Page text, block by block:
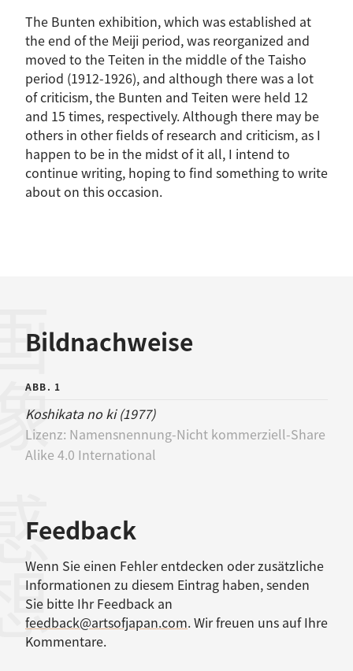
The Bunten exhibition, which was established at
the end of the Meiji period, was reorganized and
moved to the Teiten in the middle of the Taisho
period (1912-1926), and although there was a lot
of criticism, the Bunten and Teiten were held 12
and 15 times, respectively. Although there may be
others in other fields of research and criticism, as I
happen to be in the midst of it all, I intend to
continue writing, hoping to find something to write
about on this occasion.
Bildnachweise
ABB. 1
Koshikata no ki (1977)
Lizenz: Namensnennung-Nicht kommerziell-Share
Alike 4.0 International
Feedback
Wenn Sie einen Fehler entdecken oder zusätzliche
Informationen zu diesem Eintrag haben, senden
Sie bitte Ihr Feedback an
feedback@artsofjapan.com. Wir freuen uns auf Ihre
Kommentare.